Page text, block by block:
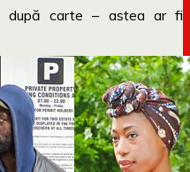
după carte – astea ar fi